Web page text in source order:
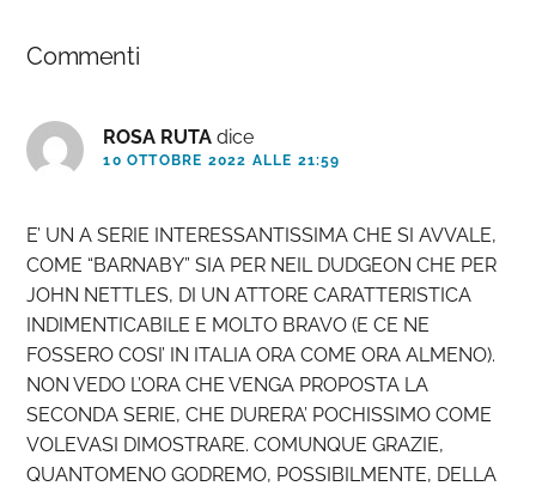
del
lettore
Commenti
ROSA RUTA dice
10 OTTOBRE 2022 ALLE 21:59
E’ UN A SERIE INTERESSANTISSIMA CHE SI AVVALE,
COME “BARNABY” SIA PER NEIL DUDGEON CHE PER
JOHN NETTLES, DI UN ATTORE CARATTERISTICA
INDIMENTICABILE E MOLTO BRAVO (E CE NE
FOSSERO COSI’ IN ITALIA ORA COME ORA ALMENO).
NON VEDO L’ORA CHE VENGA PROPOSTA LA
SECONDA SERIE, CHE DURERA’ POCHISSIMO COME
VOLEVASI DIMOSTRARE. COMUNQUE GRAZIE,
QUANTOMENO GODREMO, POSSIBILMENTE, DELLA